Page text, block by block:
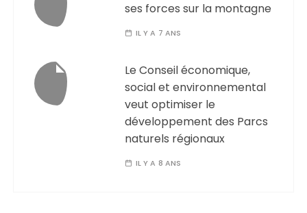
ses forces sur la montagne
IL Y A 7 ANS
Le Conseil économique,
social et environnemental
veut optimiser le
développement des Parcs
naturels régionaux
IL Y A 8 ANS